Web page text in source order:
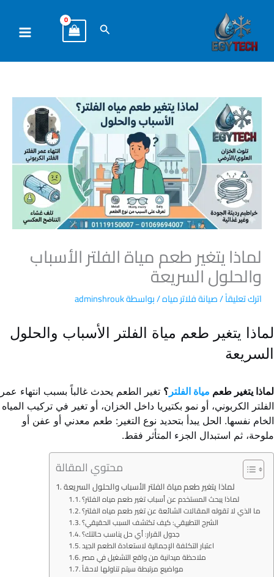
المحتوى
البحث
لماذا يتغير طعم مياة الفلتر الأسباب
والحلول السريعة
اترك تعليقاً/صيانة فلاتر مياه/ بواسطةadminshrouk
لماذا يتغير طعم مياة الفلتر الأسباب والحلول
السريعة
لماذا يتغير طعم مياة الفلتر ؟ تغير الطعم يحدث غالباً بسبب انتهاء عمر
الفلتر الكربوني، أو نمو بكتيريا داخل الخزان، أو تغير في تركيب المياه
الخام نفسها. الحل يبدأ بتحديد نوع التغير: طعم معدني أو عفن أو
ملوحة، ثم استبدال الجزء المتأثر فقط.
محتوي المقالة
لماذا يتغير طعم مياة الفلتر الأسباب والحلول السريعة
لماذا يبحث المستخدم عن أسباب تغير طعم مياه الفلتر؟
ما الذي لا تقوله المقالات الشائعة عن تغير طعم مياه الفلتر؟
الشرح التطبيقي: كيف تكتشف السبب الحقيقي؟
جدول القرار: أي حل يناسب حالتك؟
اعتبار التكلفة الإجمالية لاستعادة الطعم الجيد
ملاحظة ميدانية من واقع التشغيل في مصر
مواضيع مرتبطة سيتم تناولها لاحقاً